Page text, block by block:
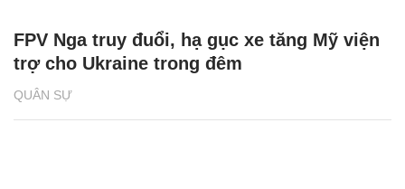
QUÂN SỰ
FPV Nga truy đuổi, hạ gục xe tăng Mỹ viện
trợ cho Ukraine trong đêm